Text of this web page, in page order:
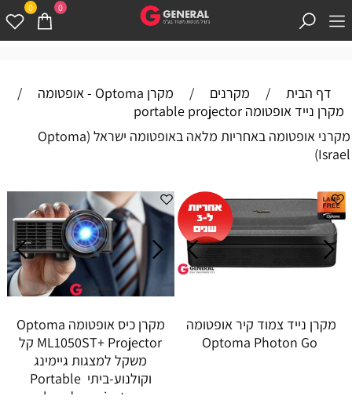
0 0
דף הבית / מקרנים / מקרן Optoma - אופטומה
/
מקרן נייד אופטומה portable projector
מקרני אופטומה באחריות מלאה באופטומה ישראל (Optoma
Israel)
מקרן נייד צמוד קיר אופטומה
מקרן כיס אופטומה Optoma
ML1050ST+ Projector קל
משקל למצגות גיימינג
וקולנוע-ביתי Portable
handy projector